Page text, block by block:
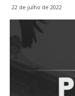
22 de julho de 2022